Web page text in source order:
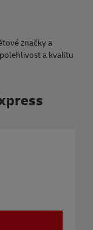
značky a
a kvalitu